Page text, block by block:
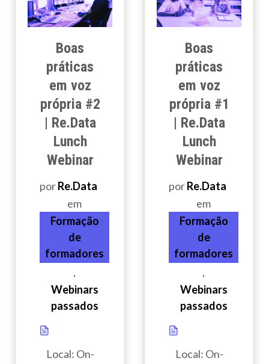
Boas
práticas
em voz
própria #2
| Re.Data
Lunch
Webinar
porRe.Data
em
Formação
de
formadores
,
Webinars
passados
Local: On-
Boas
práticas
em voz
própria #1
| Re.Data
Lunch
Webinar
porRe.Data
em
Formação
de
formadores
,
Webinars
passados
Local: On-